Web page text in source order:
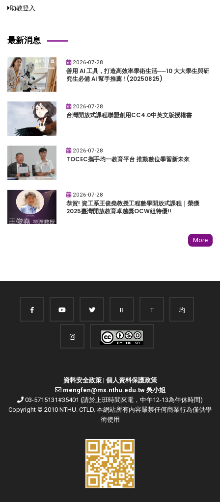
助教登入
最新消息
2026-07-28
善用 AI 工具，打造高效率學術生活──10 大大學生與研
究生必備 AI 幫手推薦 ! (20250825)
2026-07-28
台灣開放式課程聯盟創用CC4.0中英文版授權書
2026-07-28
TOCEC攜手均一教育平台 推動數位學習新未來
2026-07-28
恭賀! 資工系王俊堯教授工程數學開放式課程｜榮獲
2025臺灣開放教育卓越獎OCW組特優!!
More
B T 均
資料安全政策| 個人資料保護政策
mengfen@mx.nthu.edu.tw 吳小姐
03-5715131#35401 (請於上班時間來電，中午12-13為午休時間)
Copyright © 2010 NTHU. CTLD. 本網站所有內容嚴禁任何商業行為僅供學
術使用